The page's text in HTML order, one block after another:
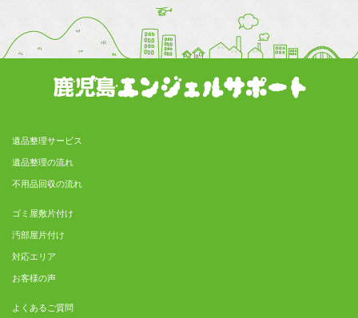
遺品整理サービス
遺品整理の流れ
不用品回収の流れ
ゴミ屋敷片付け
汚部屋片付け
対応エリア
お客様の声
よくあるご質問